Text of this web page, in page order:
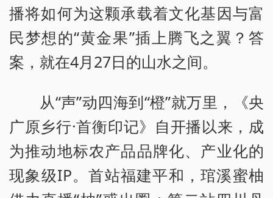
播将如何为这颗承载着文化基因与富
民梦想的“黄金果”插上腾飞之翼？答
案，就在4月27日的山水之间。
从“声”动四海到“橙”就万里，《央
广原乡行·首衡印记》自开播以来，成
为推动地标农产品品牌化、产业化的
现象级IP。首站福建平和，琯溪蜜柚